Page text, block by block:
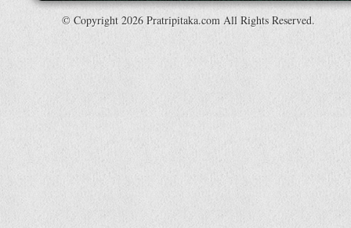
© Copyright 2026 Pratripitaka.com All Rights Reserved.